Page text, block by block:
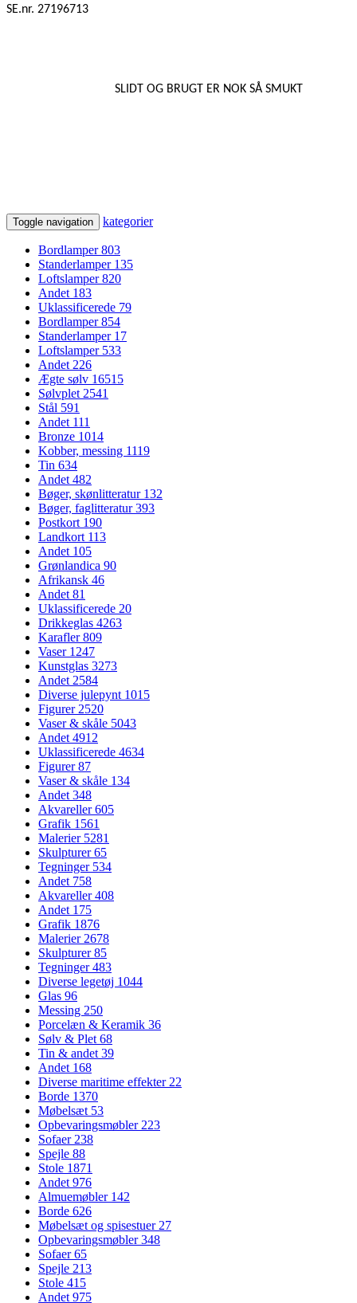
SE.nr. 27196713
SLIDT OG BRUGT ER NOK SÅ SMUKT
Toggle navigation kategorier
Bordlamper803
Standerlamper 135
Loftslamper820
Andet 183
Uklassificerede 79
Bordlamper854
Standerlamper 17
Loftslamper 533
Andet 226
Ægte sølv 16515
Sølvplet 2541
Stål 591
Andet 111
Bronze 1014
Kobber, messing 1119
Tin 634
Andet 482
Bøger, skønlitteratur 132
Bøger, faglitteratur393
Postkort 190
Landkort 113
Andet 105
Grønlandica 90
Afrikansk 46
Andet 81
Uklassificerede 20
Drikkeglas 4263
Karafler809
Vaser 1247
Kunstglas 3273
Andet 2584
Diverse julepynt 1015
Figurer 2520
Vaser & skåle 5043
Andet 4912
Uklassificerede 4634
Figurer87
Vaser & skåle 134
Andet 348
Akvareller605
Grafik 1561
Malerier 5281
Skulpturer65
Tegninger 534
Andet 758
Akvareller408
Andet 175
Grafik 1876
Malerier 2678
Skulpturer85
Tegninger483
Diverse legetøj 1044
Glas 96
Messing 250
Porcelæn & Keramik 36
Sølv & Plet 68
Tin & andet 39
Andet 168
Diverse maritime effekter 22
Borde 1370
Møbelsæt 53
Opbevaringsmøbler 223
Sofaer 238
Spejle 88
Stole 1871
Andet 976
Almuemøbler 142
Borde 626
Møbelsæt og spisestuer 27
Opbevaringsmøbler348
Sofaer65
Spejle 213
Stole 415
Andet 975